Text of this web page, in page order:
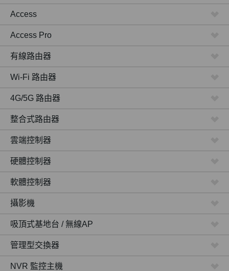
Access
Access Pro
有線路由器
Wi-Fi 路由器
4G/5G 路由器
整合式路由器
雲端控制器
硬體控制器
軟體控制器
攝影機
吸頂式基地台 / 無線AP
管理型交換器
NVR 監控主機